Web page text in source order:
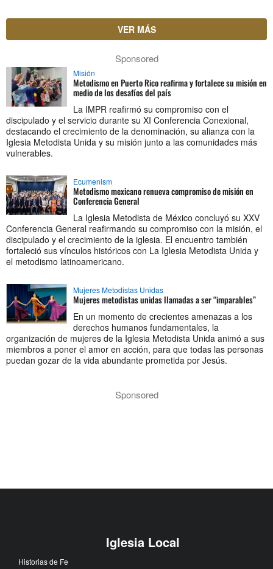
VER MÁS
Sponsored
Misión
Metodismo en Puerto Rico reafirma y fortalece su misión en
medio de los desafíos del país
La IMPR reafirmó su compromiso con el
discipulado y el servicio durante su XI Conferencia Conexional,
destacando el crecimiento de la denominación, su alianza con la
Iglesia Metodista Unida y su misión junto a las comunidades más
vulnerables.
Ecumenism
Metodismo mexicano renueva compromiso de misión en
Conferencia General
La Iglesia Metodista de México concluyó su XXV
Conferencia General reafirmando su compromiso con la misión, el
discipulado y el crecimiento de la iglesia. El encuentro también
fortaleció sus vínculos históricos con La Iglesia Metodista Unida y
el metodismo latinoamericano.
Mujeres Metodistas Unidas
Mujeres metodistas unidas llamadas a ser “imparables”
En un momento de crecientes amenazas a los
derechos humanos fundamentales, la
organización de mujeres de la Iglesia Metodista Unida animó a sus
miembros a poner el amor en acción, para que todas las personas
puedan gozar de la vida abundante prometida por Jesús.
Sponsored
Iglesia Local
Historias de Fe